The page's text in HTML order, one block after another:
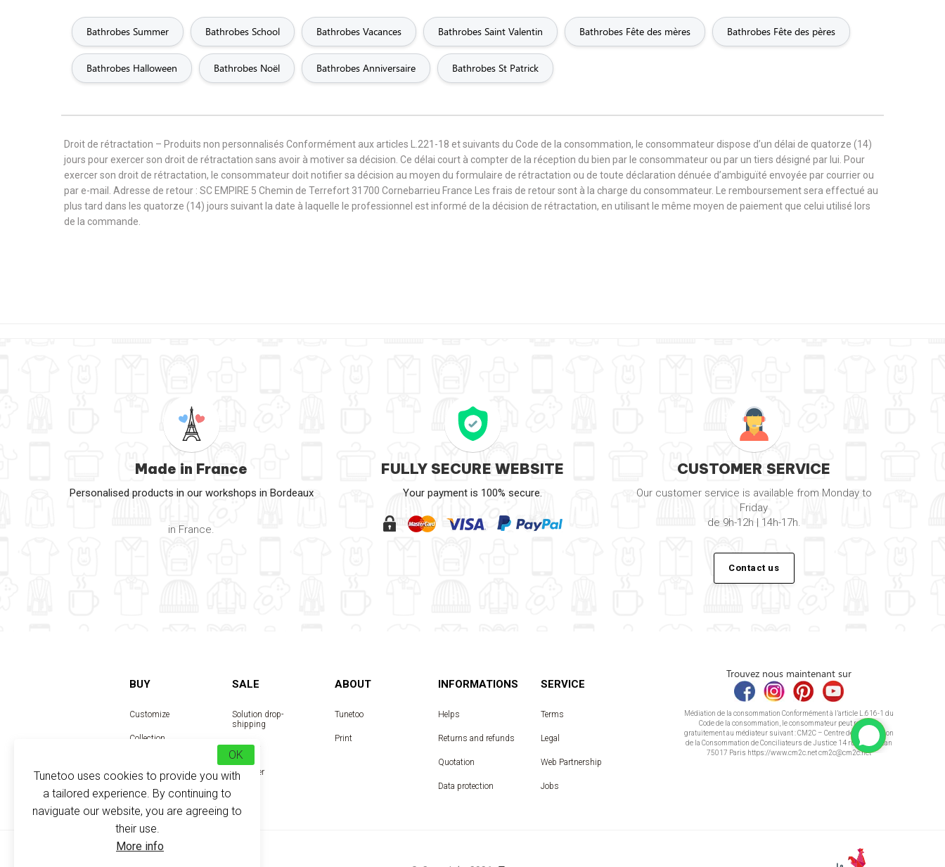
Bathrobes Summer Bathrobes School Bathrobes Vacances Bathrobes Saint Valentin Bathrobes Fête des mères Bathrobes Fête des pères
Bathrobes Halloween Bathrobes Noël Bathrobes Anniversaire Bathrobes St Patrick
Droit de rétractation – Produits non personnalisés Conformément aux articles L.221-18 et suivants du Code de la consommation, le consommateur dispose d’un délai de quatorze (14)
jours pour exercer son droit de rétractation sans avoir à motiver sa décision. Ce délai court à compter de la réception du bien par le consommateur ou par un tiers désigné par lui. Pour
exercer son droit de rétractation, le consommateur doit notifier sa décision au moyen du formulaire de rétractation ou de toute déclaration dénuée d’ambiguïté envoyée par courrier ou
par e-mail. Adresse de retour : SC EMPIRE 5 Chemin de Terrefort 31700 Cornebarrieu France Les frais de retour sont à la charge du consommateur. Le remboursement sera effectué au
plus tard dans les quatorze (14) jours suivant la date à laquelle le professionnel est informé de la décision de rétractation, en utilisant le même moyen de paiement que celui utilisé lors
de la commande.
Made in France
Personalised products in our workshops in Bordeaux
in France.
FULLY SECURE WEBSITE
Your payment is 100% secure.
CUSTOMER SERVICE
Our customer service is available from Monday to
Friday
de 9h-12h | 14h-17h.
Contact us
BUY
Customize
Collection
SALE
Solution drop-
shipping
Reseller
Designer
ABOUT
Tunetoo
Print
INFORMATIONS
Helps
Returns and refunds
Quotation
Data protection
SERVICE
Terms
Legal
Web Partnership
Jobs
Trouvez nous maintenant sur
Médiation de la consommation Conformément à l’article L.616-1 du
Code de la consommation, le consommateur peut recourir
gratuitement au médiateur suivant : CM2C – Centre de la Médiation
de la Consommation de Conciliateurs de Justice 14 rue Saint Jean
75017 Paris https://www.cm2c.net cm2c@cm2c.net
Tunetoo uses cookies to provide you with
a tailored experience. By continuing to
naviguate our website, you are agreeing to
their use.
More info
OK